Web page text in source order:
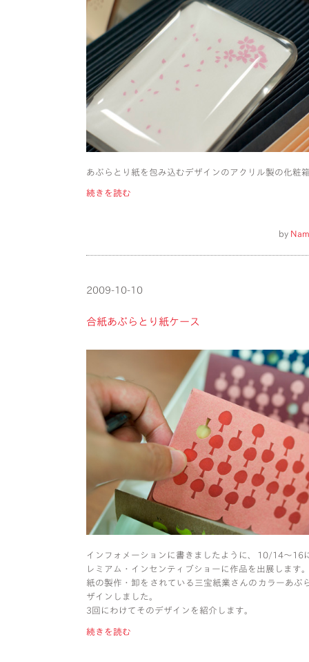
あぶらとり紙を包み込むデザインのアクリル製の化粧
続きを読む
by
2009-10-10
合紙あぶらとり紙ケース
インフォメーションに書きましたように、10/14〜16
レミアム・インセンティブショーに作品を出展します
紙の製作・卸をされている三宝紙業さんのカラーあぶ
ザインしました。
3回にわけてそのデザインを紹介します。
続きを読む